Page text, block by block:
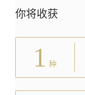
你将收获
1 种